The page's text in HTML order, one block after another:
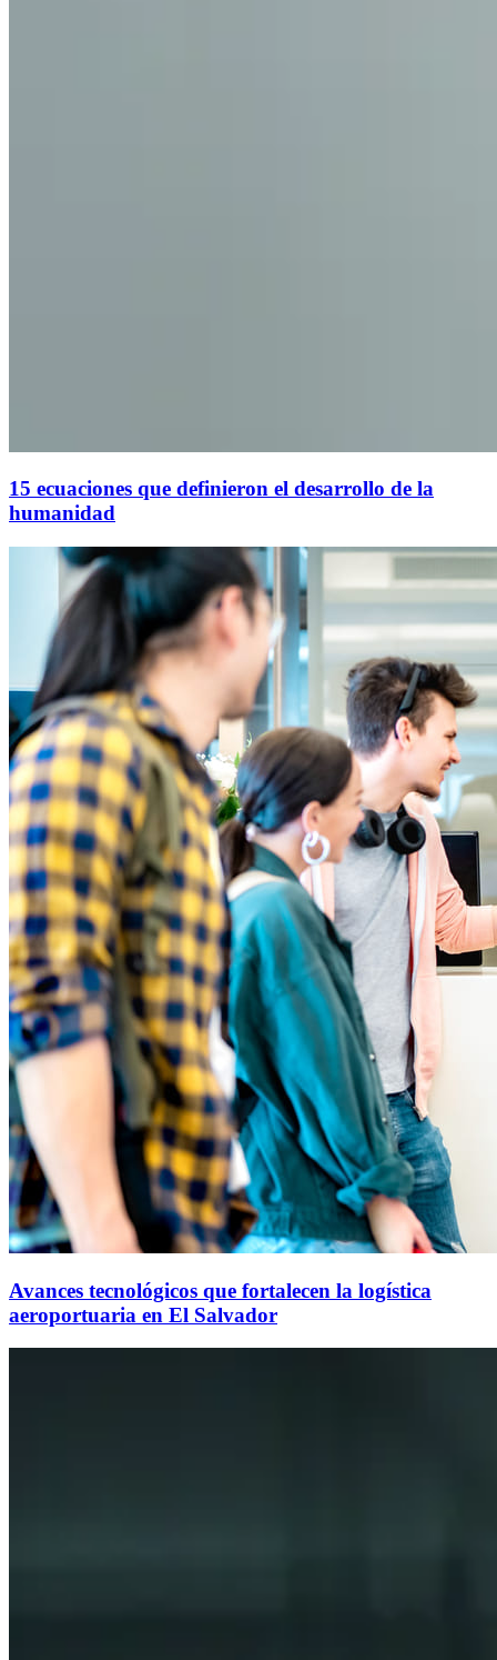
15 ecuaciones que definieron el desarrollo de la
humanidad
Avances tecnológicos que fortalecen la logística
aeroportuaria en El Salvador